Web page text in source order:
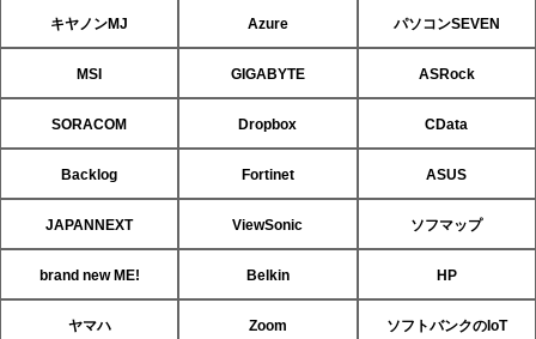
キヤノンMJ Azure パソコンSEVEN
MSI GIGABYTE ASRock
SORACOM Dropbox CData
Backlog Fortinet ASUS
JAPANNEXT ViewSonic ソフマップ
brand new ME! Belkin HP
ヤマハ Zoom ソフトバンクのIoT